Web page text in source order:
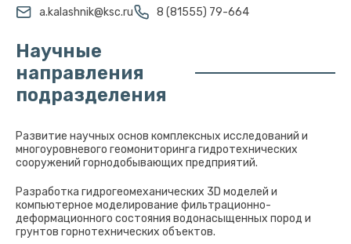
a.kalashnik@ksc.ru 8 (81555) 79-664
Научные
направления
подразделения
Развитие научных основ комплексных исследований и
многоуровневого геомониторинга гидротехнических
сооружений горнодобывающих предприятий.
Разработка гидрогеомеханических 3D моделей и
компьютерное моделирование фильтрационно-
деформационного состояния водонасыщенных пород и
грунтов горнотехнических объектов.